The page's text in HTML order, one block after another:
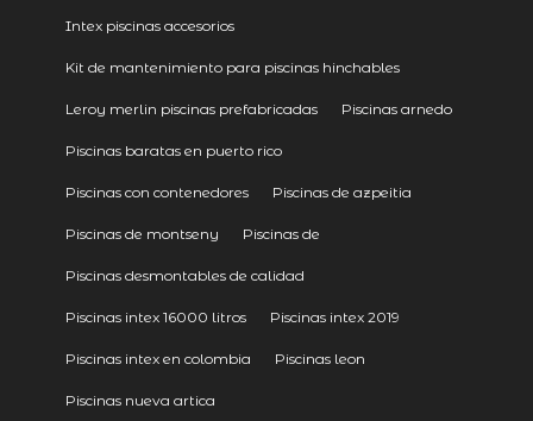
Intex piscinas accesorios
Kit de mantenimiento para piscinas hinchables
Leroy merlin piscinas prefabricadas Piscinas arnedo
Piscinas baratas en puerto rico
Piscinas con contenedores Piscinas de azpeitia
Piscinas de montseny Piscinas de
Piscinas desmontables de calidad
Piscinas intex 16000 litros Piscinas intex 2019
Piscinas intex en colombia Piscinas leon
Piscinas nueva artica